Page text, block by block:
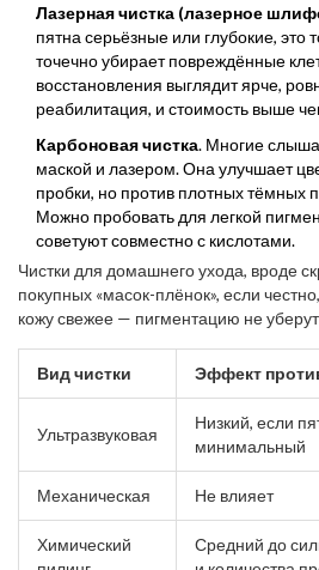
Лазерная чистка (лазерное
пятна серьёзные или глубокие, это
точечно убирает повреждённые
восстановления выглядит ярче,
реабилитация, и стоимость выше
Карбоновая чистка. Многие
маской и лазером. Она улучшает
пробки, но против плотных тёмных
Можно пробовать для легкой
советуют совместно с кислотами.
Чистки для домашнего ухода, вроде
покупных «масок-плёнок», если
кожу свежее — пигментацию не уберут
Вид чистки
Эффект
Ультразвуковая
Низкий, если
минимальный
Механическая Не влияет
Химический
Средний до